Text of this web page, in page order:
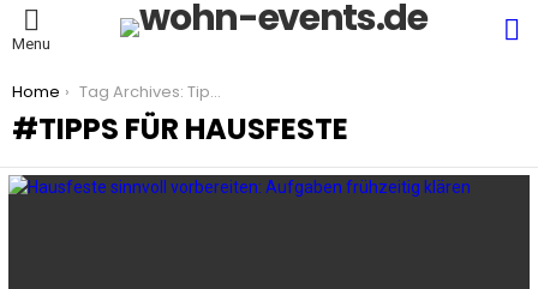
Menu
You are here:
Home Tag Archives: Tipps für Hausfeste
TIPPS FÜR HAUSFESTE